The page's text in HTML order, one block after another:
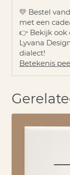
💛 Bestel
met een
👉 Bekijk ook
Lyvana
dialect!
Betekenis